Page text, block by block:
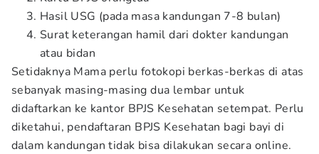
Hasil USG (pada masa kandungan 7-8 bulan)
Surat keterangan hamil dari dokter kandungan
atau bidan
Setidaknya Mama perlu fotokopi berkas-berkas di atas
sebanyak masing-masing dua lembar untuk
didaftarkan ke kantor BPJS Kesehatan setempat. Perlu
diketahui, pendaftaran BPJS Kesehatan bagi bayi di
dalam kandungan tidak bisa dilakukan secara online.